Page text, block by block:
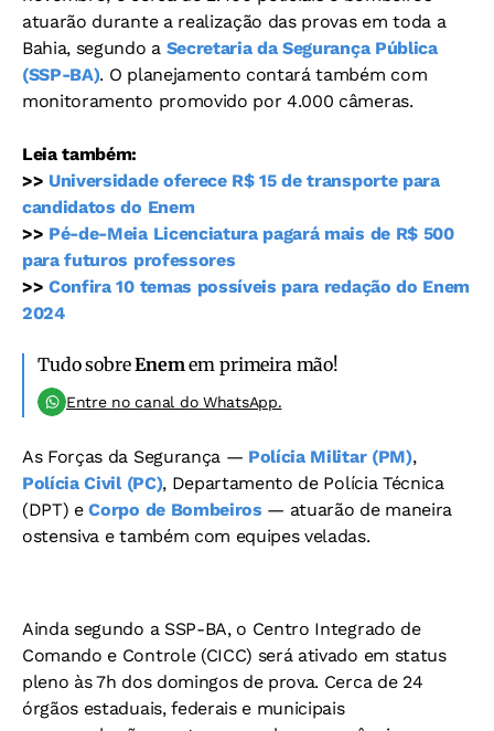
atuarão durante a realização das provas em toda a
Bahia, segundo a Secretaria da Segurança Pública
(SSP-BA). O planejamento contará também com
monitoramento promovido por 4.000 câmeras.
Leia também:
>> Universidade oferece R$ 15 de transporte para
candidatos do Enem
>> Pé-de-Meia Licenciatura pagará mais de R$ 500
para futuros professores
>>Confira 10 temas possíveis para redação do Enem
2024
Tudo sobreEnemem primeira mão!
Entre no canal do WhatsApp.
As Forças da Segurança — Polícia Militar (PM),
Polícia Civil (PC), Departamento de Polícia Técnica
(DPT) eCorpo de Bombeiros — atuarão de maneira
ostensiva e também com equipes veladas.
Ainda segundo a SSP-BA, o Centro Integrado de
Comando e Controle (CICC) será ativado em status
pleno às 7h dos domingos de prova. Cerca de 24
órgãos estaduais, federais e municipais